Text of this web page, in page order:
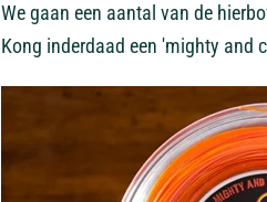
We gaan een aantal van de
Kong inderdaad een 'mighty and